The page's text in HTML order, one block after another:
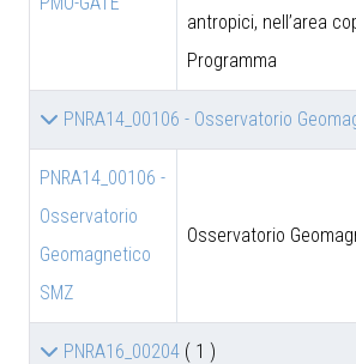
antropici, nell’area
Programma
PNRA14_00106 - Osservatorio
PNRA14_00106 -
Osservatorio
Geomagnetico
SMZ
Osservatorio
PNRA16_00204 ( 1 )